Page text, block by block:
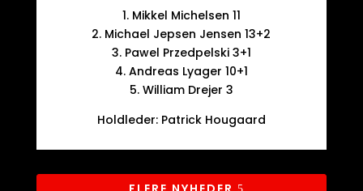
1. Mikkel Michelsen 11
2. Michael Jepsen Jensen 13+2
3. Pawel Przedpelski 3+1
4. Andreas Lyager 10+1
5. William Drejer 3
Holdleder: Patrick Hougaard